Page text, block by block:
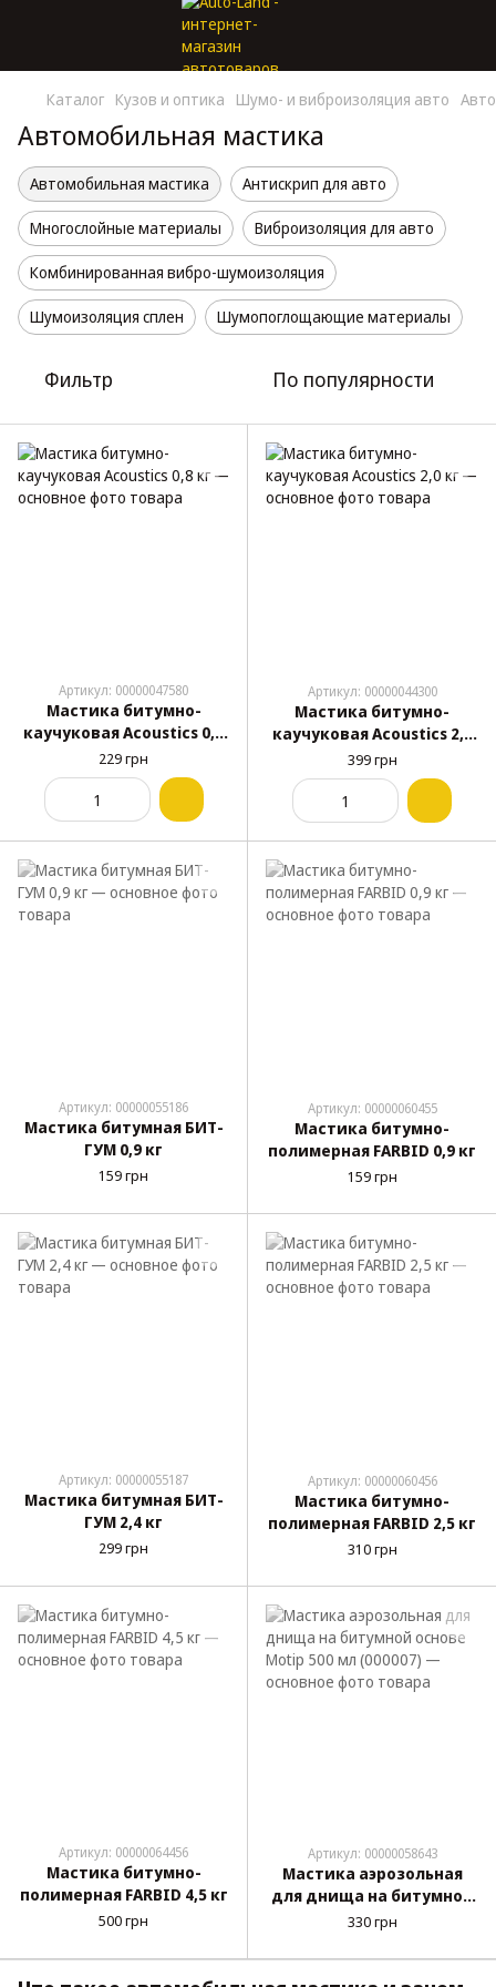
Каталог Кузов и оптика Шумо- и виброизоляция авто
Автомобильная мастика
Автомобильная мастика Антискрип для авто
Многослойные материалы Виброизоляция для авто
Комбинированная вибро-шумоизоляция
Шумоизоляция сплен Шумопоглощающие материалы
Фильтр По популярности
Артикул: 00000047580
Мастика битумно-
каучуковая Acoustics 0,8
кг
229 грн
Артикул: 00000044300
Мастика битумно-
каучуковая Acoustics 2,0
кг
399 грн
Артикул: 00000055186
Мастика битумная БИТ-
ГУМ 0,9 кг
159 грн
Артикул: 00000060455
Мастика битумно-
полимерная FARBID 0,9 кг
159 грн
Артикул: 00000055187
Мастика битумная БИТ-
ГУМ 2,4 кг
299 грн
Артикул: 00000060456
Мастика битумно-
полимерная FARBID 2,5 кг
310 грн
Артикул: 00000064456
Мастика битумно-
полимерная FARBID 4,5 кг
500 грн
Артикул: 00000058643
Мастика аэрозольная
для днища на битумной
основе Motip 500 мл
330 грн